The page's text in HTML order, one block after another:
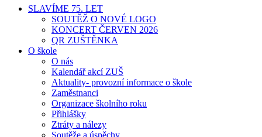
SLAVÍME 75. LET
SOUTĚŽ O NOVÉ LOGO
KONCERT ČERVEN 2026
QR ZUŠTĚNKA
O škole
O nás
Kalendář akcí ZUŠ
Aktuality- provozní informace o škole
Zaměstnanci
Organizace školního roku
Přihlášky
Ztráty a nálezy
Soutěže a úspěchy